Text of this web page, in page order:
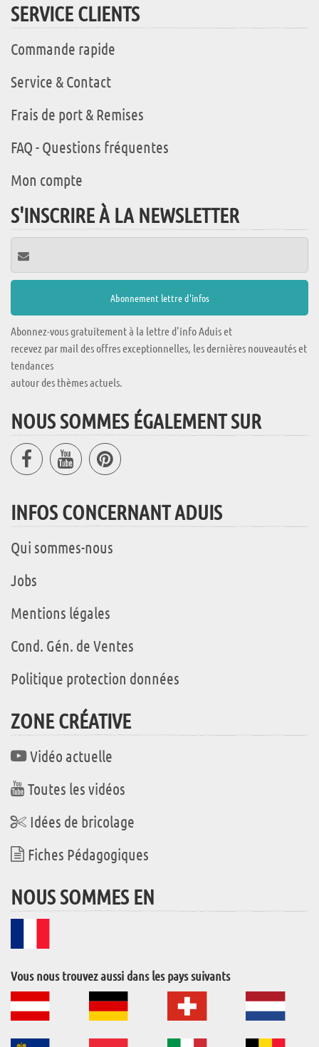
SERVICE CLIENTS
Commande rapide
Service & Contact
Frais de port & Remises
FAQ - Questions fréquentes
Mon compte
S'INSCRIRE À LA NEWSLETTER
Abonnez-vous gratuitement à la lettre d'info Aduis et
recevez par mail des offres exceptionnelles, les dernières nouveautés et
tendances
autour des thèmes actuels.
NOUS SOMMES ÉGALEMENT SUR
INFOS CONCERNANT ADUIS
Qui sommes-nous
Jobs
Mentions légales
Cond. Gén. de Ventes
Politique protection données
ZONE CRÉATIVE
Vidéo actuelle
Toutes les vidéos
Idées de bricolage
Fiches Pédagogiques
NOUS SOMMES EN
Vous nous trouvez aussi dans les pays suivants